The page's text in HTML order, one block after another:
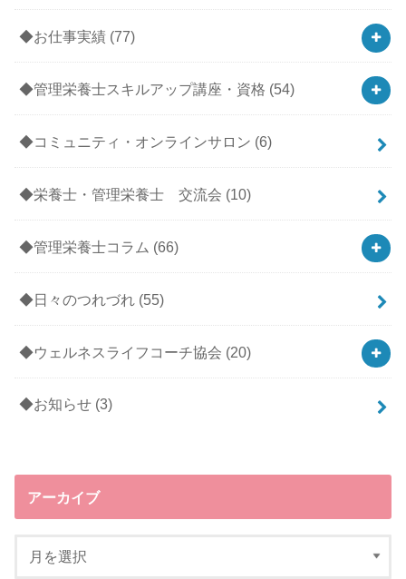
◆お仕事実績 (77)
◆管理栄養士スキルアップ講座・資格 (54)
◆コミュニティ・オンラインサロン (6)
◆栄養士・管理栄養士 交流会 (10)
◆管理栄養士コラム (66)
◆日々のつれづれ (55)
◆ウェルネスライフコーチ協会 (20)
◆お知らせ (3)
アーカイブ